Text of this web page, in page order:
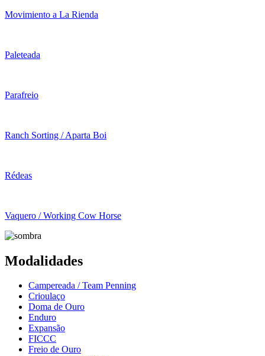
Movimiento a La Rienda
Paleteada
Parafreio
Ranch Sorting / Aparta Boi
Rédeas
Vaquero / Working Cow Horse
Modalidades
Campereada / Team Penning
Crioulaço
Doma de Ouro
Enduro
Expansão
FICCC
Freio de Ouro